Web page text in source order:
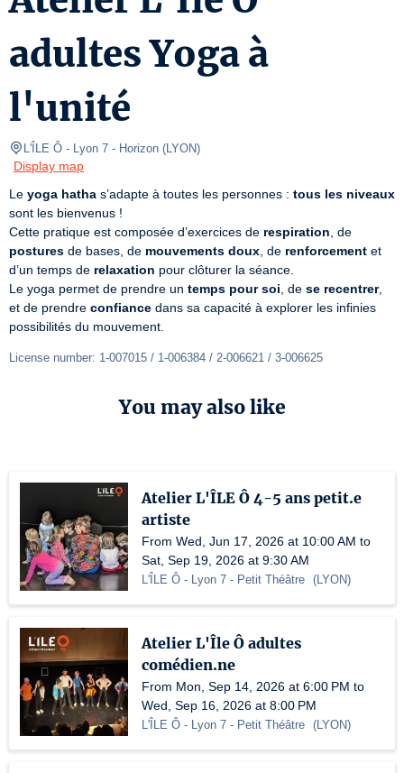
adultes Yoga à
l'unité
L'ÎLE Ô - Lyon 7 - Horizon (LYON)
Display map
Le yoga hatha s’adapte à toutes les personnes : tous les niveaux
sont les bienvenus !
Cette pratique est composée d’exercices de respiration
postures de bases, de mouvements doux , de renforcement et
d’un temps de relaxation pour clôturer la séance.
Le yoga permet de prendre un temps pour soi , de se recentrer,
et de prendre confiance dans sa capacité à explorer les infinies
possibilités du mouvement.
License number: 1-007015 / 1-006384 / 2-006621 / 3-006625
You may also like
Atelier L'ÎLE Ô 4-5 ans petit.e
artiste
From Wed, Jun 17, 2026 at 10:00 AM to
Sat, Sep 19, 2026 at 9:30 AM
L'ÎLE Ô - Lyon 7 - Petit Théâtre (LYON)
Atelier L'Île Ô adultes
comédien.ne
From Mon, Sep 14, 2026 at 6:00 PM to
Wed, Sep 16, 2026 at 8:00 PM
L'ÎLE Ô - Lyon 7 - Petit Théâtre (LYON)